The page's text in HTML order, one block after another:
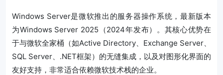
Windows Server是微软推出的服务器操作系统，最新版本
为Windows Server 2025（2024年发布）。其核心优势在
于与微软全家桶（如Active Directory、Exchange Server、
SQL Server、.NET框架）的无缝集成，以及对图形化界面的
友好支持，非常适合依赖微软技术栈的企业。